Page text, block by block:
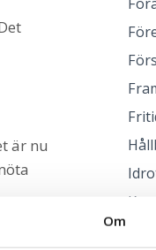
Om
är nu
bland